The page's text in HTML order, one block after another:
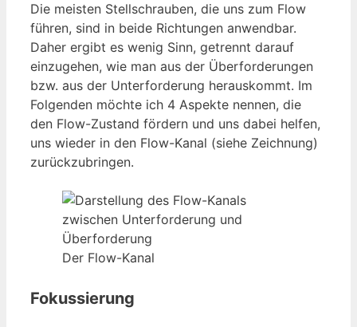
Die meisten Stellschrauben, die uns zum Flow
führen, sind in beide Richtungen anwendbar.
Daher ergibt es wenig Sinn, getrennt darauf
einzugehen, wie man aus der Überforderungen
bzw. aus der Unterforderung herauskommt. Im
Folgenden möchte ich 4 Aspekte nennen, die
den Flow-Zustand fördern und uns dabei helfen,
uns wieder in den Flow-Kanal (siehe Zeichnung)
zurückzubringen.
Der Flow-Kanal
Fokussierung